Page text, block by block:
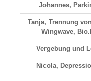
Johannes,
Tanja, Trennung
Wingwave,
Vergebung und
Nicola,